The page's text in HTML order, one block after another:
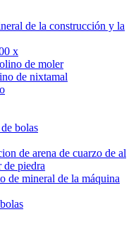
de la construcción y la
x
de moler
de nixtamal
bolas
de arena de cuarzo de al
piedra
de mineral de la máquina